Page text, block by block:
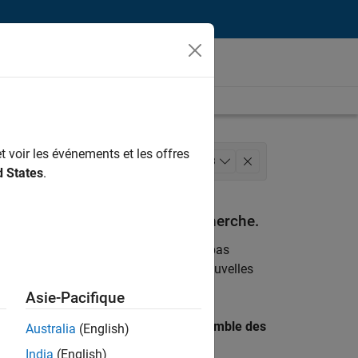
Équipe Business Model 3
à vos critères de recherche.
. Si malgré tout vous ne trouvez pas
pour vous tenir au courant des nouvelles
par lieu pour trouver l’ensemble des
voir les événements et les offres
States.
Asie-Pacifique
Australia (English)
India (English)